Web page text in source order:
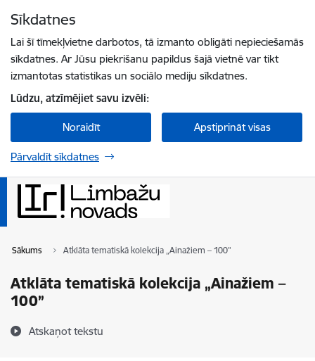
Sīkdatnes
Lai šī tīmekļvietne darbotos, tā izmanto obligāti nepieciešamās
sīkdatnes. Ar Jūsu piekrišanu papildus šajā vietnē var tikt
izmantotas statistikas un sociālo mediju sīkdatnes.
Lūdzu, atzīmējiet savu izvēli:
Noraidīt Apstiprināt visas
Pārvaldīt sīkdatnes
Sākums Atklāta tematiskā kolekcija „Ainažiem – 100”
Atklāta tematiskā kolekcija „Ainažiem –
100”
Atskaņot tekstu